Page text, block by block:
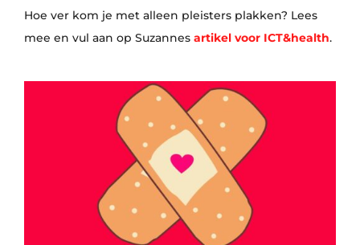
Hoe ver kom je met alleen pleisters plakken? Lees
mee en vul aan op Suzannes artikel voor ICT&health.